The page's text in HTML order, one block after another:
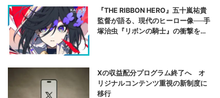
『THE RIBBON HERO』五十嵐祐貴
監督が語る、現代のヒーロー像──手
塚治虫『リボンの騎士』の衝撃を再
Xの収益配分プログラム終了へ オ
リジナルコンテンツ重視の新制度に
移行